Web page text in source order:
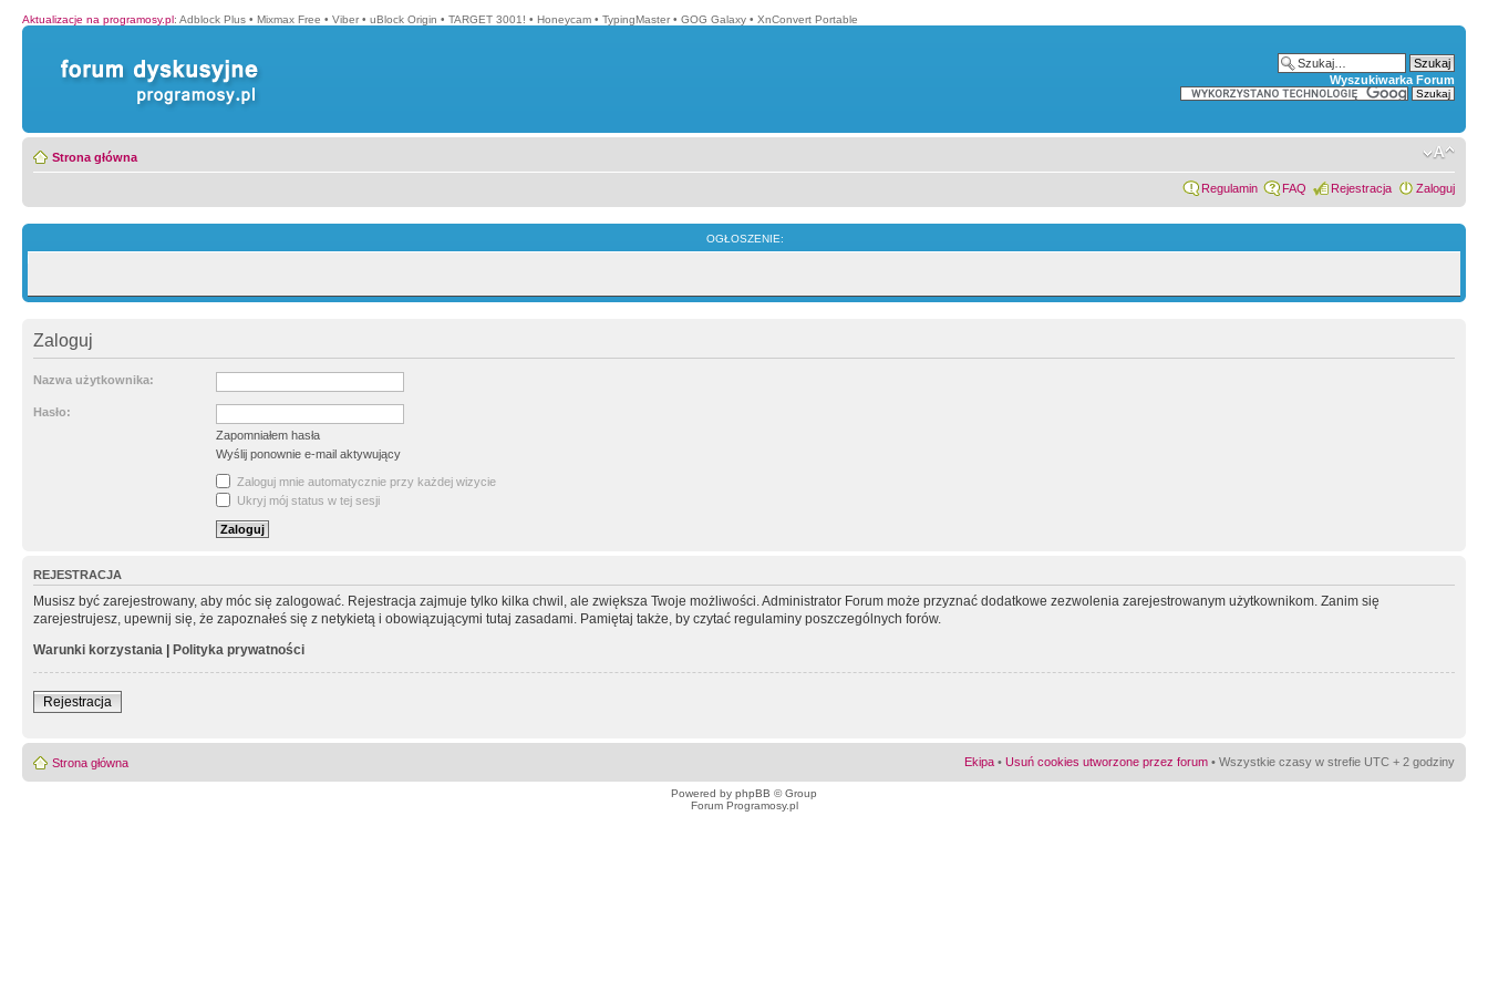
Aktualizacje na programosy.pl: Adblock Plus • Mixmax Free • Viber • uBlock Origin • TARGET 3001! • Honeycam • TypingMaster • GOG Galaxy • XnConvert Portable
Wyszukiwarka Forum
Strona główna
Regulamin FAQ Rejestracja Zaloguj
OGŁOSZENIE:
Zaloguj
Nazwa użytkownika:
Hasło:
Zapomniałem hasła
Wyślij ponownie e-mail aktywujący
Zaloguj mnie automatycznie przy każdej wizycie
Ukryj mój status w tej sesji
REJESTRACJA
Musisz być zarejestrowany, aby móc się zalogować. Rejestracja zajmuje tylko kilka chwil, ale zwiększa Twoje możliwości. Administrator Forum może przyznać dodatkowe zezwolenia zarejestrowanym użytkownikom. Zanim się
zarejestrujesz, upewnij się, że zapoznałeś się z netykietą i obowiązującymi tutaj zasadami. Pamiętaj także, by czytać regulaminy poszczególnych forów.
Warunki korzystania | Polityka prywatności
Rejestracja
Strona główna Ekipa • Usuń cookies utworzone przez forum • Wszystkie czasy w strefie UTC + 2 godziny
Powered by phpBB © Group
Forum Programosy.pl